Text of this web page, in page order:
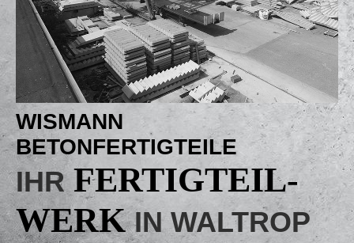
WISMANN
BETONFERTIGTEILE
IHRFERTIGTEIL­
WERKIN WALTROP